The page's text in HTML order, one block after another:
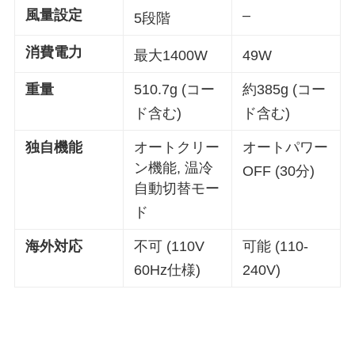
風量設定 5段階 –
消費電力 最大1400W 49W
重量
510.7g (コー
ド含む)
約385g (コー
ド含む)
独自機能
オートクリー
ン機能, 温冷
自動切替モー
ド
オートパワー
OFF (30分)
海外対応
不可 (110V
60Hz仕様)
可能 (110-
240V)